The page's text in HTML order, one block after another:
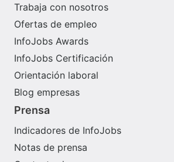
Trabaja con nosotros
Ofertas de empleo
InfoJobs Awards
InfoJobs Certificación
Orientación laboral
Blog empresas
Prensa
Indicadores de InfoJobs
Notas de prensa